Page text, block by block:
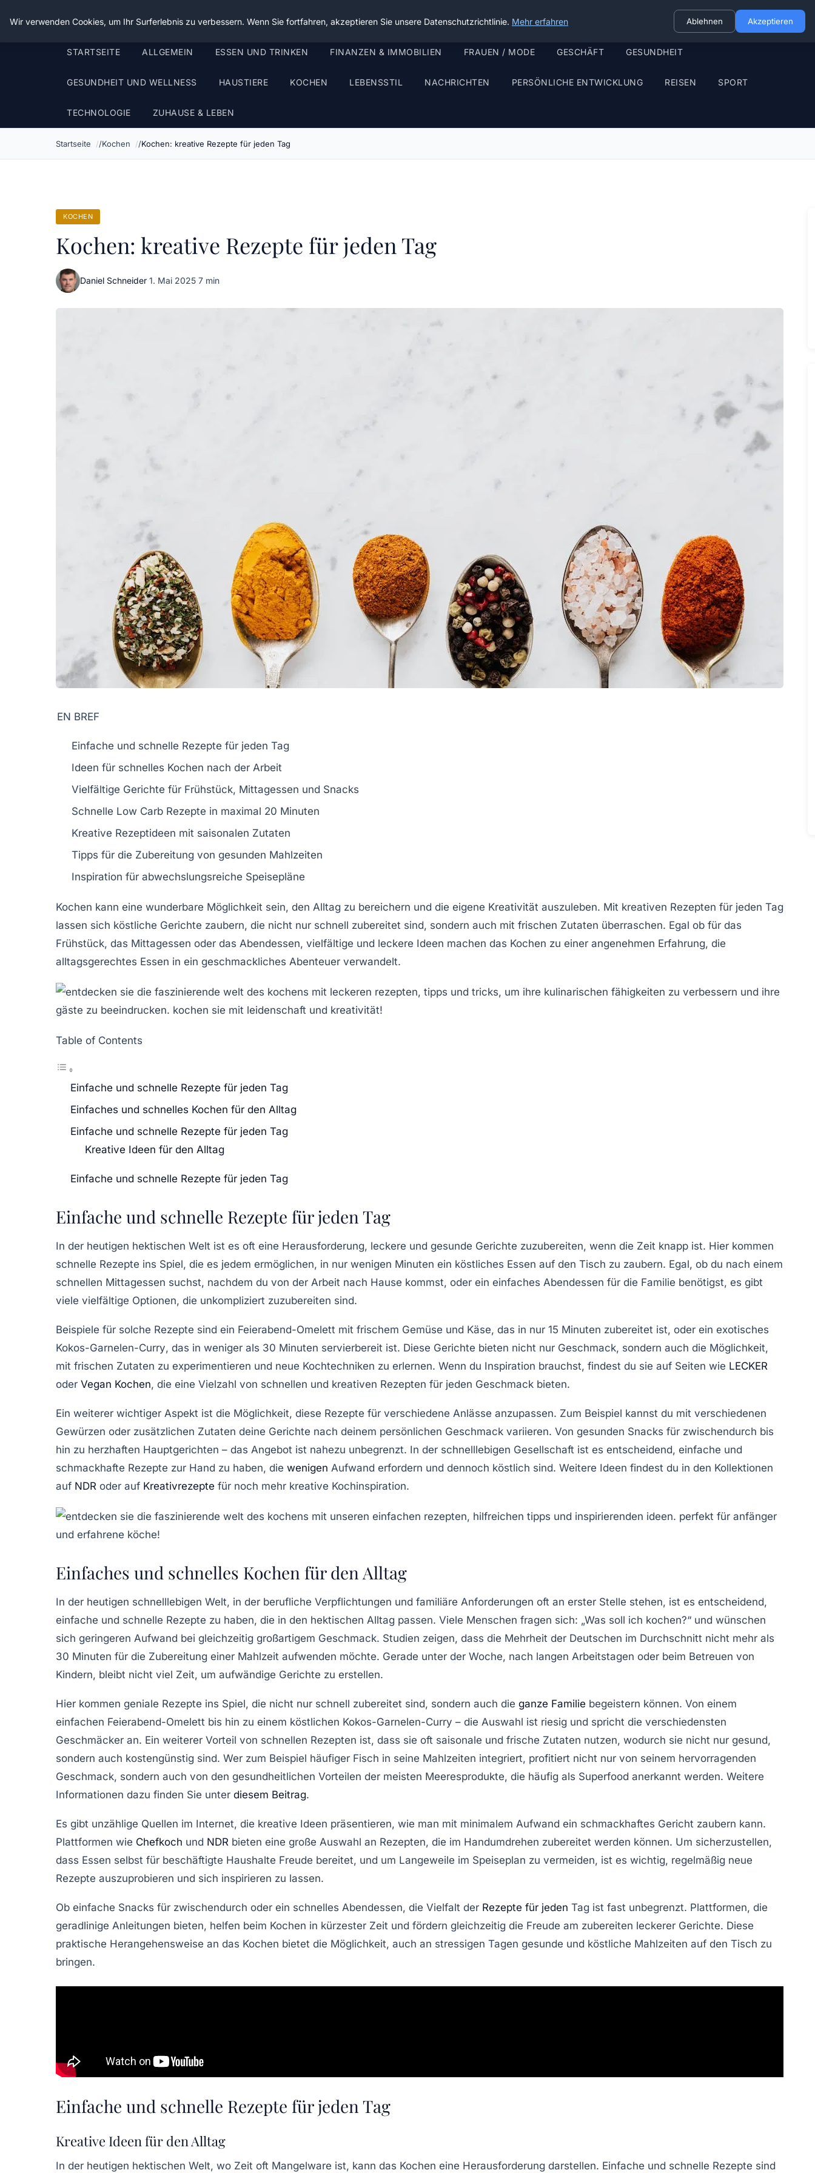
Die Schnitter
STARTSEITE ALLGEMEIN ESSEN UND TRINKEN FINANZEN & IMMOBILIEN FRAUEN / MODE GESCHÄFT GESUNDHEIT
GESUNDHEIT UND WELLNESS HAUSTIERE KOCHEN LEBENSSTIL NACHRICHTEN PERSÖNLICHE ENTWICKLUNG REISEN SPORT
TECHNOLOGIE ZUHAUSE & LEBEN
Startseite Kochen Kochen: kreative Rezepte für jeden Tag
KOCHEN
Kochen: kreative Rezepte für jeden Tag
Daniel Schneider·1. Mai 2025·7 min
EN BREF
Einfache und schnelle Rezepte für jeden Tag
Ideen für schnelles Kochen nach der Arbeit
Vielfältige Gerichte für Frühstück, Mittagessen und Snacks
Schnelle Low Carb Rezepte in maximal 20 Minuten
Kreative Rezeptideen mit saisonalen Zutaten
Tipps für die Zubereitung von gesunden Mahlzeiten
Inspiration für abwechslungsreiche Speisepläne
Kochen kann eine wunderbare Möglichkeit sein, den Alltag zu bereichern und die eigene Kreativität auszuleben. Mit kreativen Rezepten für jeden Tag
lassen sich köstliche Gerichte zaubern, die nicht nur schnell zubereitet sind, sondern auch mit frischen Zutaten überraschen. Egal ob für das
Frühstück, das Mittagessen oder das Abendessen, vielfältige und leckere Ideen machen das Kochen zu einer angenehmen Erfahrung, die
alltagsgerechtes Essen in ein geschmackliches Abenteuer verwandelt.
Table of Contents
Einfache und schnelle Rezepte für jeden Tag
Einfaches und schnelles Kochen für den Alltag
Einfache und schnelle Rezepte für jeden Tag
Kreative Ideen für den Alltag
Einfache und schnelle Rezepte für jeden Tag
Einfache und schnelle Rezepte für jeden Tag
In der heutigen hektischen Welt ist es oft eine Herausforderung, leckere und gesunde Gerichte zuzubereiten, wenn die Zeit knapp ist. Hier kommen
schnelle Rezepte ins Spiel, die es jedem ermöglichen, in nur wenigen Minuten ein köstliches Essen auf den Tisch zu zaubern. Egal, ob du nach einem
schnellen Mittagessen suchst, nachdem du von der Arbeit nach Hause kommst, oder ein einfaches Abendessen für die Familie benötigst, es gibt
viele vielfältige Optionen, die unkompliziert zuzubereiten sind.
Beispiele für solche Rezepte sind ein Feierabend-Omelett mit frischem Gemüse und Käse, das in nur 15 Minuten zubereitet ist, oder ein exotisches
Kokos-Garnelen-Curry, das in weniger als 30 Minuten servierbereit ist. Diese Gerichte bieten nicht nur Geschmack, sondern auch die Möglichkeit,
mit frischen Zutaten zu experimentieren und neue Kochtechniken zu erlernen. Wenn du Inspiration brauchst, findest du sie auf Seiten wie LECKER
oder Vegan Kochen, die eine Vielzahl von schnellen und kreativen Rezepten für jeden Geschmack bieten.
Ein weiterer wichtiger Aspekt ist die Möglichkeit, diese Rezepte für verschiedene Anlässe anzupassen. Zum Beispiel kannst du mit verschiedenen
Gewürzen oder zusätzlichen Zutaten deine Gerichte nach deinem persönlichen Geschmack variieren. Von gesunden Snacks für zwischendurch bis
hin zu herzhaften Hauptgerichten – das Angebot ist nahezu unbegrenzt. In der schnelllebigen Gesellschaft ist es entscheidend, einfache und
schmackhafte Rezepte zur Hand zu haben, die wenigen Aufwand erfordern und dennoch köstlich sind. Weitere Ideen findest du in den Kollektionen
auf NDR oder auf Kreativrezepte für noch mehr kreative Kochinspiration.
Einfaches und schnelles Kochen für den Alltag
In der heutigen schnelllebigen Welt, in der berufliche Verpflichtungen und familiäre Anforderungen oft an erster Stelle stehen, ist es entscheidend,
einfache und schnelle Rezepte zu haben, die in den hektischen Alltag passen. Viele Menschen fragen sich: „Was soll ich kochen?“ und wünschen
sich geringeren Aufwand bei gleichzeitig großartigem Geschmack. Studien zeigen, dass die Mehrheit der Deutschen im Durchschnitt nicht mehr als
30 Minuten für die Zubereitung einer Mahlzeit aufwenden möchte. Gerade unter der Woche, nach langen Arbeitstagen oder beim Betreuen von
Kindern, bleibt nicht viel Zeit, um aufwändige Gerichte zu erstellen.
Hier kommen geniale Rezepte ins Spiel, die nicht nur schnell zubereitet sind, sondern auch die ganze Familie begeistern können. Von einem
einfachen Feierabend-Omelett bis hin zu einem köstlichen Kokos-Garnelen-Curry – die Auswahl ist riesig und spricht die verschiedensten
Geschmäcker an. Ein weiterer Vorteil von schnellen Rezepten ist, dass sie oft saisonale und frische Zutaten nutzen, wodurch sie nicht nur gesund,
sondern auch kostengünstig sind. Wer zum Beispiel häufiger Fisch in seine Mahlzeiten integriert, profitiert nicht nur von seinem hervorragenden
Geschmack, sondern auch von den gesundheitlichen Vorteilen der meisten Meeresprodukte, die häufig als Superfood anerkannt werden. Weitere
Informationen dazu finden Sie unter diesem Beitrag.
Es gibt unzählige Quellen im Internet, die kreative Ideen präsentieren, wie man mit minimalem Aufwand ein schmackhaftes Gericht zaubern kann.
Plattformen wie Chefkoch und NDR bieten eine große Auswahl an Rezepten, die im Handumdrehen zubereitet werden können. Um sicherzustellen,
dass Essen selbst für beschäftigte Haushalte Freude bereitet, und um Langeweile im Speiseplan zu vermeiden, ist es wichtig, regelmäßig neue
Rezepte auszuprobieren und sich inspirieren zu lassen.
Ob einfache Snacks für zwischendurch oder ein schnelles Abendessen, die Vielfalt der Rezepte für jeden Tag ist fast unbegrenzt. Plattformen, die
geradlinige Anleitungen bieten, helfen beim Kochen in kürzester Zeit und fördern gleichzeitig die Freude am zubereiten leckerer Gerichte. Diese
praktische Herangehensweise an das Kochen bietet die Möglichkeit, auch an stressigen Tagen gesunde und köstliche Mahlzeiten auf den Tisch zu
bringen.
Einfache und schnelle Rezepte für jeden Tag
Kreative Ideen für den Alltag
In der heutigen hektischen Welt, wo Zeit oft Mangelware ist, kann das Kochen eine Herausforderung darstellen. Einfache und schnelle Rezepte sind
Wir verwenden Cookies, um Ihr Surferlebnis zu verbessern. Wenn Sie fortfahren, akzeptieren Sie unsere Datenschutzrichtlinie. Mehr erfahren Ablehnen Akzeptieren